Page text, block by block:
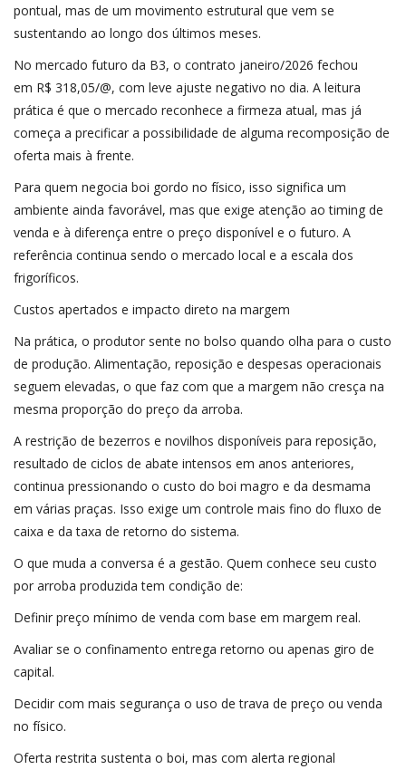
pontual, mas de um movimento estrutural que vem se
sustentando ao longo dos últimos meses.
No mercado futuro da B3, o contrato janeiro/2026 fechou
em R$ 318,05/@, com leve ajuste negativo no dia. A leitura
prática é que o mercado reconhece a firmeza atual, mas já
começa a precificar a possibilidade de alguma recomposição de
oferta mais à frente.
Para quem negocia boi gordo no físico, isso significa um
ambiente ainda favorável, mas que exige atenção ao timing de
venda e à diferença entre o preço disponível e o futuro. A
referência continua sendo o mercado local e a escala dos
frigoríficos.
Custos apertados e impacto direto na margem
Na prática, o produtor sente no bolso quando olha para o custo
de produção. Alimentação, reposição e despesas operacionais
seguem elevadas, o que faz com que a margem não cresça na
mesma proporção do preço da arroba.
A restrição de bezerros e novilhos disponíveis para reposição,
resultado de ciclos de abate intensos em anos anteriores,
continua pressionando o custo do boi magro e da desmama
em várias praças. Isso exige um controle mais fino do fluxo de
caixa e da taxa de retorno do sistema.
O que muda a conversa é a gestão. Quem conhece seu custo
por arroba produzida tem condição de:
Definir preço mínimo de venda com base em margem real.
Avaliar se o confinamento entrega retorno ou apenas giro de
capital.
Decidir com mais segurança o uso de trava de preço ou venda
no físico.
Oferta restrita sustenta o boi, mas com alerta regional